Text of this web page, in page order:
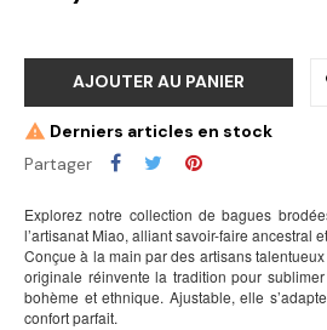
AJOUTER AU PANIER
Derniers articles en stock
Partager
Explorez notre collection de bagues
l’artisanat Miao, alliant savoir-faire ancestral
Conçue à la main par des artisans
originale réinvente la tradition pour
bohème et ethnique. Ajustable, elle
confort parfait.